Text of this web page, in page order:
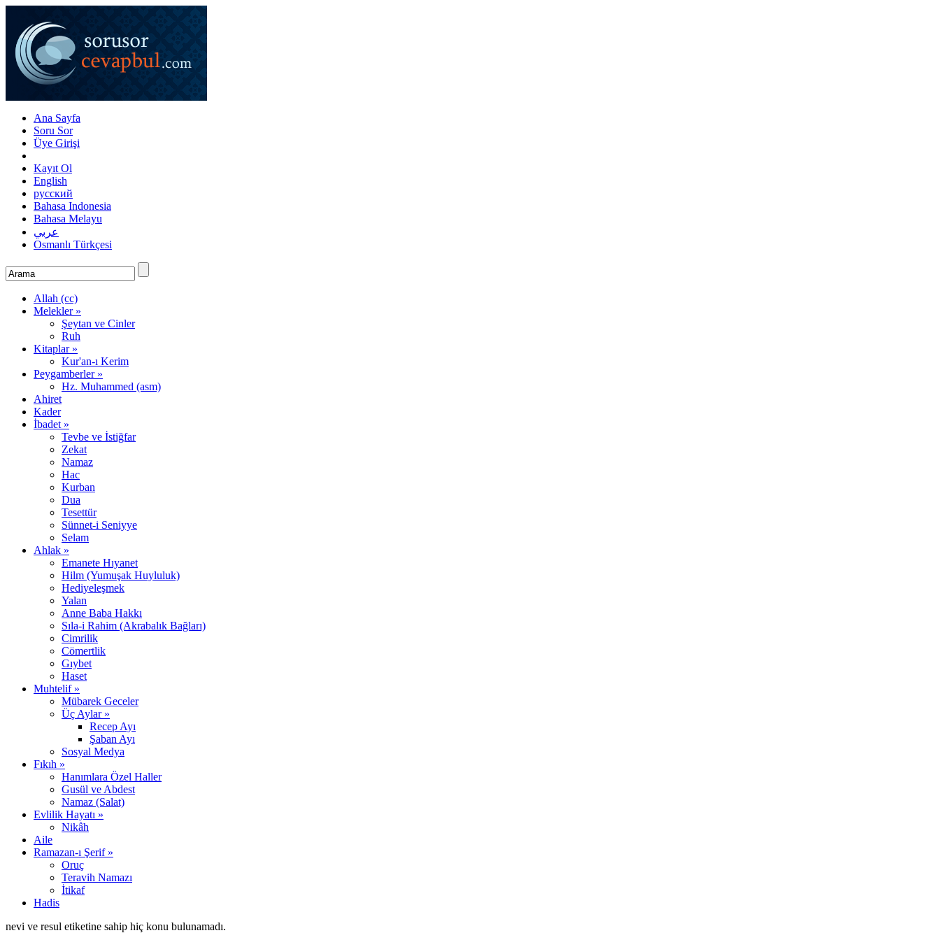
Ana Sayfa
Soru Sor
Üye Girişi
Kayıt Ol
English
русский
Bahasa Indonesia
Bahasa Melayu
عربي
Osmanlı Türkçesi
Allah (cc)
Melekler »
Şeytan ve Cinler
Ruh
Kitaplar »
Kur'an-ı Kerim
Peygamberler »
Hz. Muhammed (asm)
Ahiret
Kader
İbadet »
Tevbe ve İstiğfar
Zekat
Namaz
Hac
Kurban
Dua
Tesettür
Sünnet-i Seniyye
Selam
Ahlak »
Emanete Hıyanet
Hilm (Yumuşak Huyluluk)
Hediyeleşmek
Yalan
Anne Baba Hakkı
Sıla-i Rahim (Akrabalık Bağları)
Cimrilik
Cömertlik
Gıybet
Haset
Muhtelif »
Mübarek Geceler
Üç Aylar »
Recep Ayı
Şaban Ayı
Sosyal Medya
Fıkıh »
Hanımlara Özel Haller
Gusül ve Abdest
Namaz (Salat)
Evlilik Hayatı »
Nikâh
Aile
Ramazan-ı Şerif »
Oruç
Teravih Namazı
İtikaf
Hadis
nevi ve resul etiketine sahip hiç konu bulunamadı.